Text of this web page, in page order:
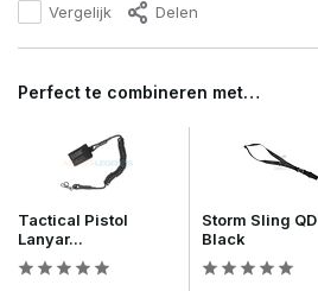
Vergelijk Delen
Perfect te combineren met…
Tactical Pistol
Lanyar...
Storm Sling QD
Black